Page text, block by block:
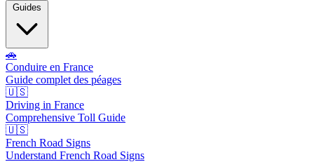
Guides
🚗
Conduire en France
Guide complet des péages
🇺🇸
Driving in France
Comprehensive Toll Guide
🇺🇸
French Road Signs
Understand French Road Signs